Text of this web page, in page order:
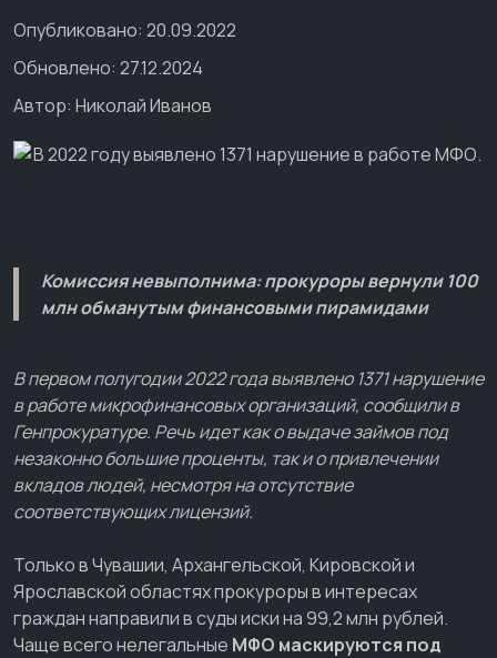
Опубликовано: 20.09.2022
Обновлено: 27.12.2024
Автор: Николай Иванов
Комиссия невыполнима: прокуроры вернули 100
млн обманутым финансовыми пирамидами
В первом полугодии 2022 года выявлено 1371 нарушение
в работе микрофинансовых организаций, сообщили в
Генпрокуратуре. Речь идет как о выдаче займов под
незаконно большие проценты, так и о привлечении
вкладов людей, несмотря на отсутствие
соответствующих лицензий.
Только в Чувашии, Архангельской, Кировской и
Ярославской областях прокуроры в интересах
граждан направили в суды иски на 99,2 млн рублей.
Чаще всего нелегальные МФО маскируются под